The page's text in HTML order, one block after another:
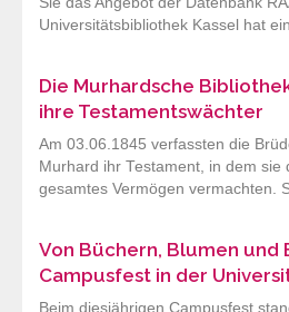
Universitätsbibliothek Kassel hat
Die Murhardsche
ihre Testamentswächter
Am 03.06.1845 verfassten die
Murhard ihr Testament, in dem sie
gesamtes Vermögen vermachten.
Von Büchern, Blumen und
Campusfest in der
Beim diesjährigen Campusfest